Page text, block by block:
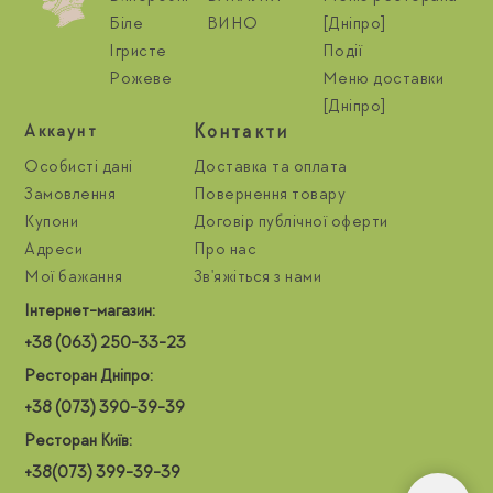
Біле
Ігристе
Рожеве
ВИНО
[Дніпро]
Події
Меню доставки
[Дніпро]
Aккаунт
Особисті дані
Замовлення
Купони
Адреси
Мої бажання
Контакти
Доставка та оплата
Повернення товару
Договір публічної оферти
Про нас
Зв'яжіться з нами
Інтернет-магазин:
+38 (063) 250-33-23
Ресторан Дніпро:
+38 (073) 390-39-39
Ресторан Київ:
+38(073) 399-39-39